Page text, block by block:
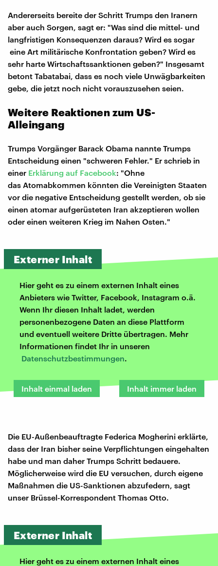
Andererseits bereite der Schritt Trumps den Iranern
aber auch Sorgen, sagt er: "Was sind die mittel- und
langfristigen Konsequenzen daraus? Wird es sogar
eine Art militärische Konfrontation geben? Wird es
sehr harte Wirtschaftssanktionen geben?" Insgesamt
betont Tabatabai, dass es noch viele Unwägbarkeiten
gebe, die jetzt noch nicht vorauszusehen seien.
Weitere Reaktionen zum US-
Alleingang
Trumps Vorgänger Barack Obama nannte Trumps
Entscheidung einen "schweren Fehler." Er schrieb in
einer Erklärung auf Facebook: "Ohne
das Atomabkommen könnten die Vereinigten Staaten
vor die negative Entscheidung gestellt werden, ob sie
einen atomar aufgerüsteten Iran akzeptieren wollen
oder einen weiteren Krieg im Nahen Osten."
Externer Inhalt
Hier geht es zu einem externen Inhalt eines
Anbieters wie Twitter, Facebook, Instagram o.ä.
Wenn Ihr diesen Inhalt ladet, werden
personenbezogene Daten an diese Plattform
und eventuell weitere Dritte übertragen. Mehr
Informationen findet Ihr in unseren
Datenschutzbestimmungen.
Inhalt einmal laden Inhalt immer laden
Die EU-Außenbeauftragte Federica Mogherini erklärte,
dass der Iran bisher seine Verpflichtungen eingehalten
habe und man daher Trumps Schritt bedauere.
Möglicherweise wird die EU versuchen, durch eigene
Maßnahmen die US-Sanktionen abzufedern, sagt
unser Brüssel-Korrespondent Thomas Otto.
Externer Inhalt
Hier geht es zu einem externen Inhalt eines